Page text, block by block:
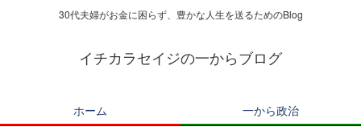
30代夫婦がお金に困らず、豊かな人生を送るためのBlog
イチカラセイジの一からブログ
ホーム
一から政治